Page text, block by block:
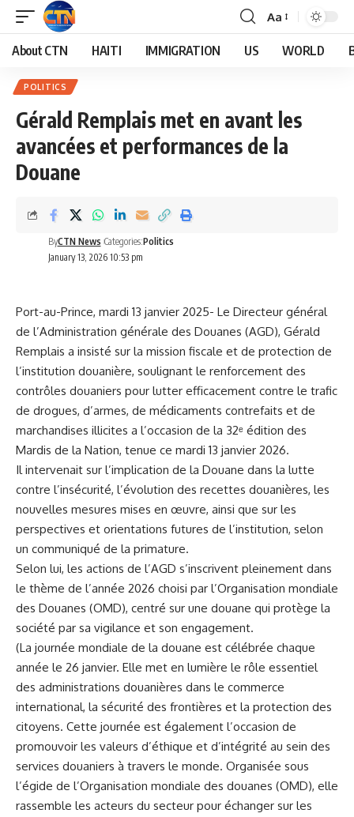
Aa
About CTN HAITI IMMIGRATION US WORLD
POLITICS
Gérald Remplais met en avant les
avancées et performances de la
Douane
January 13, 2026 10:53 pm
ByCTN News Categories:Politics
Port-au-Prince, mardi 13 janvier 2025- Le Directeur général
de l’Administration générale des Douanes (AGD), Gérald
Remplais a insisté sur la mission fiscale et de protection de
l’institution douanière, soulignant le renforcement des
contrôles douaniers pour lutter efficacement contre le trafic
de drogues, d’armes, de médicaments contrefaits et de
marchandises illicites a l’occasion de la 32ᵉ édition des
Mardis de la Nation, tenue ce mardi 13 janvier 2026.
Il intervenait sur l’implication de la Douane dans la lutte
contre l’insécurité, l’évolution des recettes douanières, les
nouvelles mesures mises en œuvre, ainsi que sur les
perspectives et orientations futures de l’institution, selon
un communiqué de la primature.
Selon lui, les actions de l’AGD s’inscrivent pleinement dans
le thème de l’année 2026 choisi par l’Organisation mondiale
des Douanes (OMD), centré sur une douane qui protège la
société par sa vigilance et son engagement.
(La journée mondiale de la douane est célébrée chaque
année le 26 janvier. Elle met en lumière le rôle essentiel
des administrations douanières dans le commerce
international, la sécurité des frontières et la protection des
citoyens. Cette journée est également l’occasion de
promouvoir les valeurs d’éthique et d’intégrité au sein des
services douaniers à travers le monde. Organisée sous
l’égide de l’Organisation mondiale des douanes (OMD), elle
rassemble les acteurs du secteur pour échanger sur les